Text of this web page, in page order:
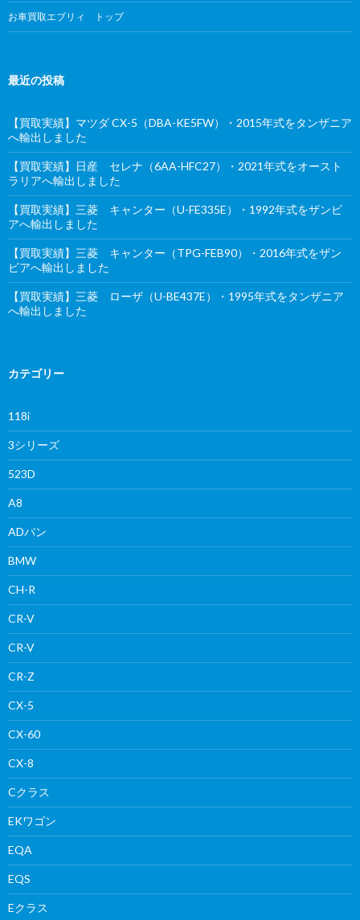
お車買取エブリィ トップ
最近の投稿
【買取実績】マツダ CX-5（DBA-KE5FW）・2015年式をタンザニア
へ輸出しました
【買取実績】日産 セレナ（6AA-HFC27）・2021年式をオースト
ラリアへ輸出しました
【買取実績】三菱 キャンター（U-FE335E）・1992年式をザンビ
アへ輸出しました
【買取実績】三菱 キャンター（TPG-FEB90）・2016年式をザン
ビアへ輸出しました
【買取実績】三菱 ローザ（U-BE437E）・1995年式をタンザニア
へ輸出しました
カテゴリー
118i
3シリーズ
523D
A8
ADバン
BMW
CH-R
CR-V
CR-V
CR-Z
CX-5
CX-60
CX-8
Cクラス
EKワゴン
EQA
EQS
Eクラス